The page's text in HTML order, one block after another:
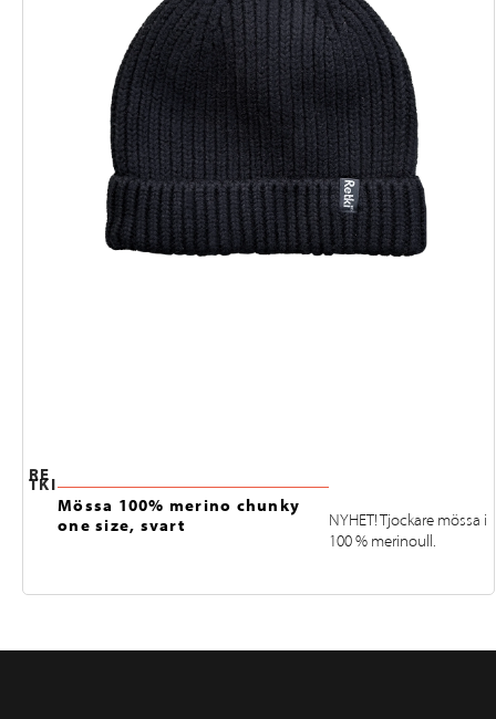
RE
TKI
Mössa 100% merino chunky
one size, svart
NYHET! Tjockare mössa i
100 % merinoull.